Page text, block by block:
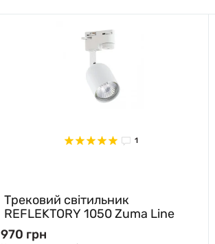
1
Трековий світильник
REFLEKTORY 1050 Zuma Line
970 грн